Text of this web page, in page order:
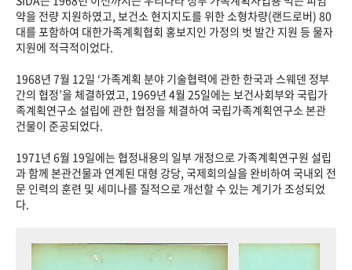
사진 아카이브 문서 기록물 행정박물 영상 기록물
성과 50선 숫자로 보는 50년 50+1주년 광장
세계와 함께 한 KIHASA
VR 역사관
약을 전량 지원하였고, 보건소 현지지도를 위한 소형차량(랜드로버) 80
대를 포함하여 대한가족계획협회 홍보지인 가정의 벗 발간 지원 등 물자
지원에 적극적이었다.
1968년 7월 12일 ‘가족계획 분야 기술협력에 관한 한국과 스웨덴 정부
간의 협정’을 체결하였고, 1969년 4월 25일에는 보건사회부와 국립가
족계획연구소 설립에 관한 협정을 체결하여 국립가족계획연구소 본관
건물이 준공되었다.
1971년 6월 19일에는 협정내용의 일부 개정으로 가족계획연구원 설립
과 함께 본관건물과 연계된 대형 강당, 국제회의실을 완비하여 국내외 전
문 인력의 훈련 및 세미나를 질적으로 개선할 수 있는 계기가 조성되었
다.